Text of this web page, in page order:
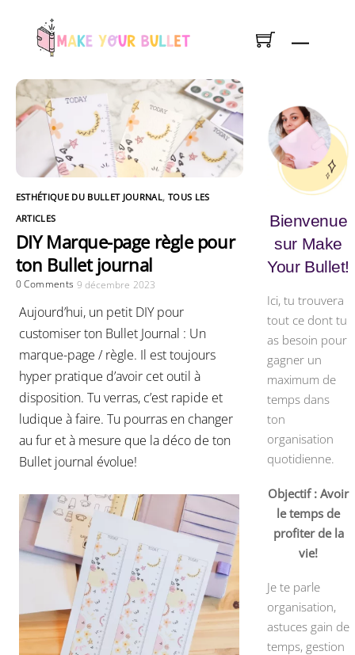
content
Menu
ESTHÉTIQUE DU BULLET JOURNAL, TOUS LES
ARTICLES
DIY Marque-page règle pour
ton Bullet journal
0 Comments 9 décembre 2023
Aujourd’hui, un petit DIY pour
customiser ton Bullet Journal : Un
marque-page / règle. Il est toujours
hyper pratique d’avoir cet outil à
disposition. Tu verras, c’est rapide et
ludique à faire. Tu pourras en changer
au fur et à mesure que la déco de ton
Bullet journal évolue!
Bienvenue
sur Make
Your Bullet!
Ici, tu trouvera
tout ce dont tu
as besoin pour
gagner un
maximum de
temps dans
ton
organisation
quotidienne.
Objectif : Avoir
le temps de
profiter de la
vie!
Je te parle
organisation,
astuces gain de
temps, gestion